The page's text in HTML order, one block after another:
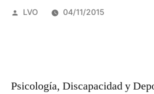
Publicado
LVO 04/11/2015
Psicología, Discapacidad y